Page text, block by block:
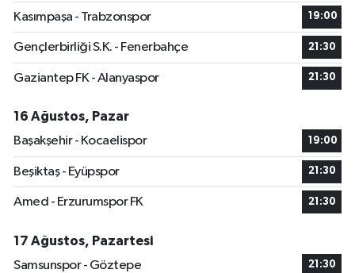
Kasımpaşa - Trabzonspor 19:00
Gençlerbirliği S.K. - Fenerbahçe 21:30
Gaziantep FK - Alanyaspor 21:30
16 Ağustos, Pazar
Başakşehir - Kocaelispor
19:00
Beşiktaş - Eyüpspor 21:30
Amed - Erzurumspor FK 21:30
17 Ağustos, Pazartesi
Samsunspor - Göztepe
21:30